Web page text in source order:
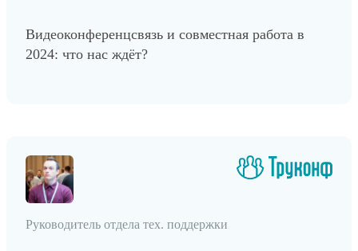
Видеоконференцсвязь и совместная работа в
2024: что нас ждёт?
Руководитель отдела тех. поддержки